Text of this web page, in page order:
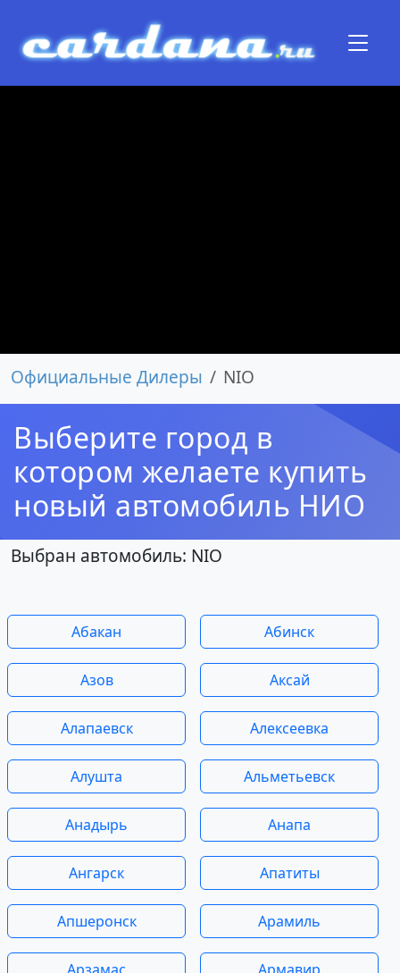
Официальные Дилеры NIO
Выберите город в
котором желаете купить
новый автомобиль НИО
Выбран автомобиль: NIO
Абакан Абинск
Азов Аксай
Алапаевск Алексеевка
Алушта Альметьевск
Анадырь Анапа
Ангарск Апатиты
Апшеронск Арамиль